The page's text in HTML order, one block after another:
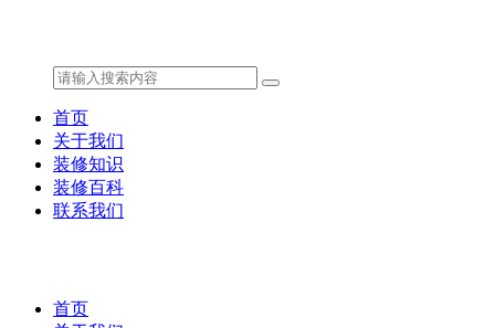
首页
关于我们
装修知识
装修百科
联系我们
首页